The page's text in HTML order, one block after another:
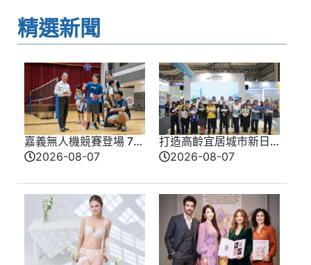
精選新聞
嘉義無人機競賽登場 73
隊挑戰穿越賽與無人機
2026-08-07
打造高齡宜居城市新日
常 臺北館亮相高齡健
2026-08-07